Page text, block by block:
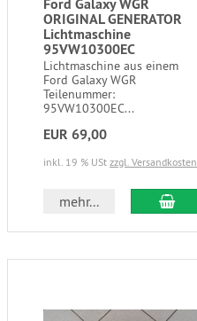
Ford Galaxy WGR
ORIGINAL GENERATOR
Lichtmaschine
95VW10300EC
Lichtmaschine aus einem
Ford Galaxy WGR ​
Teilenummer:
95VW10300EC...
EUR 69,00
inkl. 19 % USt zzgl. Versandkosten
mehr...